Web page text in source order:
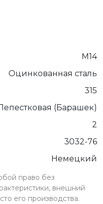
М14
Оцинкованная сталь
315
(Барашек)
2
3032-76
Немецкий
право без
внешний
его производства.